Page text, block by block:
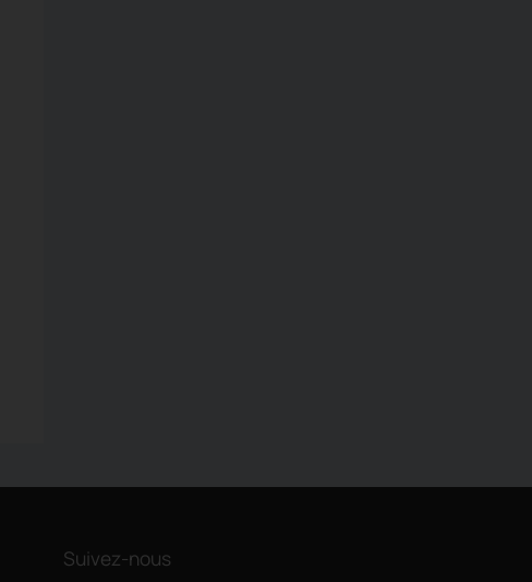
Suivez-nous